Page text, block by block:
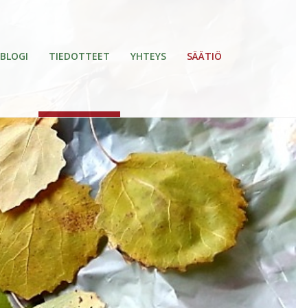
BLOGI TIEDOTTEET YHTEYS SÄÄTIÖ